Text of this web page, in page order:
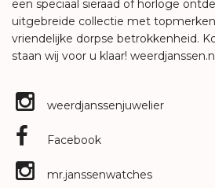
een speciaal sieraad of horloge
uitgebreide collectie met
vriendelijke dorpse betrokkenheid.
staan wij voor u klaar!
weerdjanssenjuwelier
Facebook
mr.janssenwatches